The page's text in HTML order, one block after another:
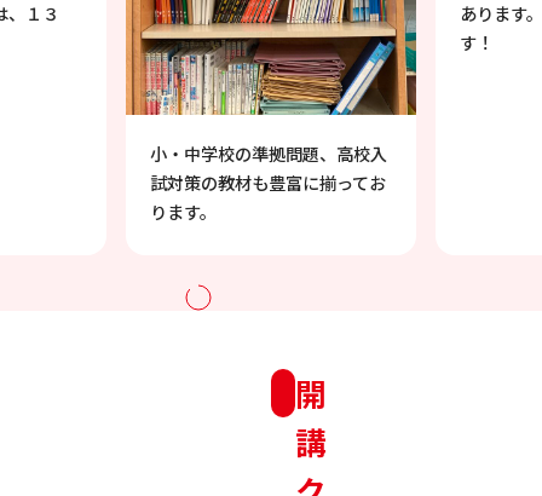
あります。赤本も揃えていま
す！
す。受験
応してお
開
講